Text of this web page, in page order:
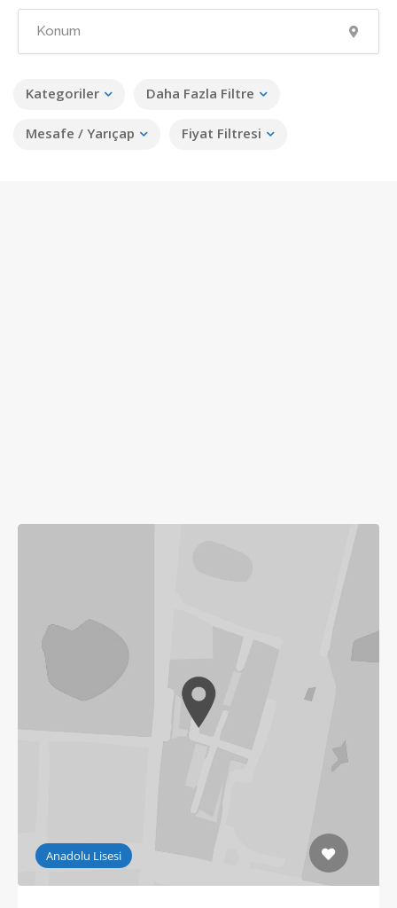
Kategoriler Daha Fazla Filtre
Mesafe / Yarıçap Fiyat Filtresi
Anadolu Lisesi